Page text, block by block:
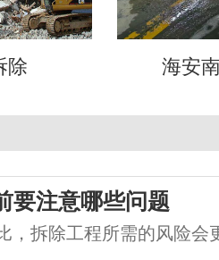
除 海安
要注意哪些问题
，拆除工程所需的风险会